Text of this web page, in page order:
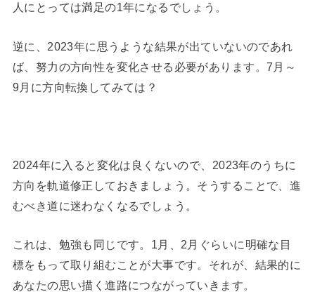
人にとっては満足の1年になるでしょう。
逆に、2023年に思うような結果が出ていないのであれ
ば、努力の方向性を変化させる必要があります。7月～
9月に方向転換してみては？
2024年に入ると変化は良くないので、2023年のうちに
方向を軌道修正しておきましょう。そうすることで、進
むべき道に迷わなくなるでしょう。
これは、勉強も同じです。1月、2月ぐらいに明確な目
標をもって取り組むことが大事です。それが、結果的に
あなたの思い描く進路につながっていきます。